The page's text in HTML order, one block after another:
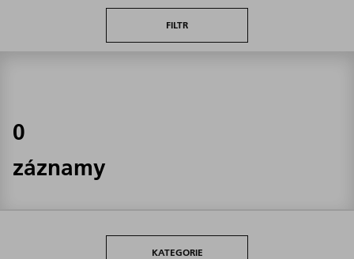
FILTR
0
záznamy
KATEGORIE